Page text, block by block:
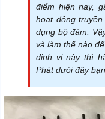
điểm hiện nay,
hoạt động
dụng bộ đàm.
và làm thế nào
định vị này thì
Phát dưới đây